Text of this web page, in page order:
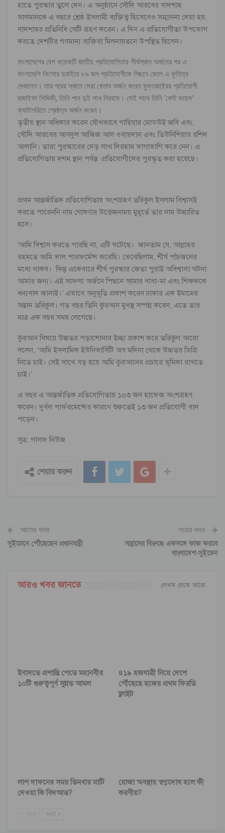
হাতে পুরস্কার তুলে দেন। এ অনুষ্ঠানে সৌদি আরবের বাদশাহ
সালমানকে এ বছরে শ্রেষ্ঠ ইসলামী ব্যক্তিত্ব হিসেবেও সম্মাননা দেয়া হয়,
বাদশাহর প্রতিনিধি সেটি গ্রহণ করেন। এ দিন এ প্রতিযোগীতা উপভোগ
করতে দেশটির গণমান্য ব্যক্তিরা মিলনায়তনে উপস্থিত ছিলেন।
বাংলাদেশের বেশ কয়েকটি জাতীয় প্রতিযোগিতায় শীর্ষস্থান অর্জনের পর এ
বাংলাদেশি কিশোর দুবাইয়ে ৮৯ জন প্রতিযোগীকে পিছনে ফেলে এ কৃতিত্ব
দেখালেন। তার পরের স্থানে সেরা খেতাব অর্জন করেন যুক্তরাষ্ট্রের প্রতিযোগী
হুজাইফা সিদ্দিকী, তিনি পান দুই লাখ দিরহাম। সেই সাথে তিনি ‘বেস্ট ভয়েস’
ক্যাটাগরিতে শ্রেষ্ঠত্ব অর্জন করেন।
তৃতীয় স্থান অধিকার করেন যৌথভাবে গাম্বিয়ার মোডউই জবি এবং
সৌদি আরবের আবদুল আজিজ আল ওবায়দান এবং তিউনিশিয়ার রশিদ
আলানি। তারা পুরস্কারের দেড় লাখ দিরহাম ভাগাভাগি করে নেন। এ
প্রতিযোগিতায় দশম স্থান পর্যন্ত প্রতিযোগীদের পুরস্কৃত করা হয়েছে।
প্রথম আন্তর্জাতিক প্রতিযোগিতায় অংশগ্রহণ তরিকুল ইসলাম বিশ্বাসই
করতে পারেননি নাম ঘোষণার উত্তেজনাময় মুহূর্তে তার নাম উচ্চারিত
হবে।
‘আমি বিশ্বাস করতে পারছি না, এটি ঘটেছে। জানতাম যে, আল্লাহর
রহমতে আমি ভাল পারফর্মেন্স করেছি। ভেবেছিলাম, শীর্ষ পাঁচজনের
মধ্যে থাকব। কিন্তু একেবারে শীর্ষ পুরস্কার জেতা পুরাই অবিশ্বাস্য ঘটনা
আমার জন্য। এই সাফল্য অর্জনে পিছনে আমার বাবা-মা এবং শিক্ষককে
ধন্যবাদ জানাই।’ এভাবে অনুভূতি প্রকাশ করেন ঢাকার এক ইমামের
সন্তান তরিকুল। গত বছর তিনি কুরআন মুখস্থ সম্পন্ন করেন, এতে তার
মাত্র এক বছর সময় লেগেছে।
কুরআন বিষয়ে উচ্চতর পড়াশোনার ইচ্ছা প্রকাশ করে তরিকুল আরো
বলেন, ‘আমি ইসলামিক ইউনিভার্সিটি অব মদিনা থেকে উচ্চতর ডিগ্রি
নিতে চাই। সেই সাথে বড় হয়ে আমি কুরআনের প্রচারে ভূমিকা রাখতে
চাই।’
এ বছর এ আন্তর্জাতিক প্রতিযোগিতায় ১০৩ জন হাফেজ অংশগ্রহণ
করেন। দুর্বল পার্ফরমেন্সের কারণে শুরুতেই ১৩ জন প্রতিযোগী বাদ
পড়েন।
সূত্র: গালফ নিউজ
শেয়ার করুন
আগের খবর
সুইডেনে পৌঁছেছেন প্রধানমন্ত্রী
পরের খবর
সন্ত্রাসের বিরুদ্ধে একসঙ্গে কাজ করবে
বাংলাদেশ-সুইডেন
আরও খবর জানতে লেখক থেকে আরো
ইবাদতে প্রশান্তি পেতে মহানবীর
১০টি গুরুত্বপূর্ণ সুন্নত আমল
৪১৯ হজযাত্রী নিয়ে দেশে
পৌঁছেছে হজের প্রথম ফিরতি
ফ্লাইট
লাশ দাফনের সময় তিনবার মাটি
দেওয়া কি বিদআত?
রোজা অবস্থায় স্বপ্নদোষ হলে কী
করণীয়?
পরবর্তী